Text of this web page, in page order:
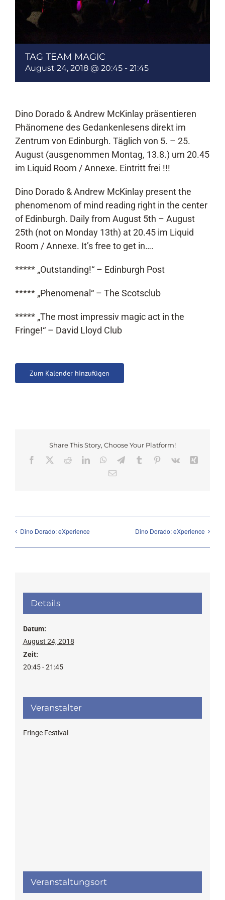
TAG TEAM MAGIC
August 24, 2018 @ 20:45 - 21:45
Dino Dorado & Andrew McKinlay präsentieren
Phänomene des Gedankenlesens direkt im
Zentrum von Edinburgh. Täglich von 5. – 25.
August (ausgenommen Montag, 13.8.) um 20.45
im Liquid Room / Annexe. Eintritt frei !!!
Dino Dorado & Andrew McKinlay present the
phenomenom of mind reading right in the center
of Edinburgh. Daily from August 5th – August
25th (not on Monday 13th) at 20.45 im Liquid
Room / Annexe. It’s free to get in….
***** „Outstanding!“ – Edinburgh Post
***** „Phenomenal“ – The Scotsclub
***** „The most impressiv magic act in the
Fringe!“ – David Lloyd Club
Zum Kalender hinzufügen
Share This Story, Choose Your Platform!
Facebook
RedditLinkedInWhatsApp
TelegramTumblr Pinterest
Vk
Email
Dino Dorado: eXperience Dino Dorado: eXperience
Details
Datum:
August 24, 2018
Zeit:
20:45 - 21:45
Veranstalter
Fringe Festival
Veranstaltungsort